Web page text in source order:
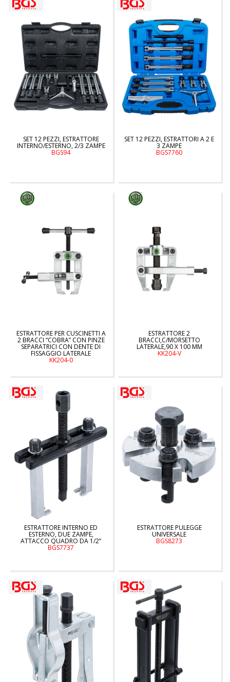
SET 12 PEZZI, ESTRATTORE
INTERNO/ESTERNO, 2/3 ZAMPE
BGS94
SET 12 PEZZI, ESTRATTORI A 2 E
3 ZAMPE
BGS7760
ESTRATTORE PER CUSCINETTI A
2 BRACCI “COBRA” CON PINZE
SEPARATRICI CON DENTE DI
FISSAGGIO LATERALE
KK204-0
ESTRATTORE 2
BRACCI,C/MORSETTO
LATERALE,90 X 100 MM
KK204-V
ESTRATTORE INTERNO ED
ESTERNO, DUE ZAMPE,
ATTACCO QUADRO DA 1/2”
BGS7737
ESTRATTORE PULEGGE
UNIVERSALE
BGS8273